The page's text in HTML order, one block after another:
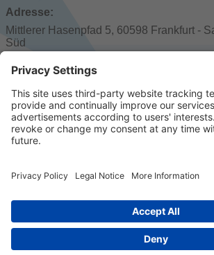
Adresse:
Mittlerer Hasenpfad 5, 60598 Frankfurt -
Süd
Öffentliche Verkehrsmittel:
S2–6, R50/55/64/90, U1–3, Linie 14–16,
963 Südbahnhof